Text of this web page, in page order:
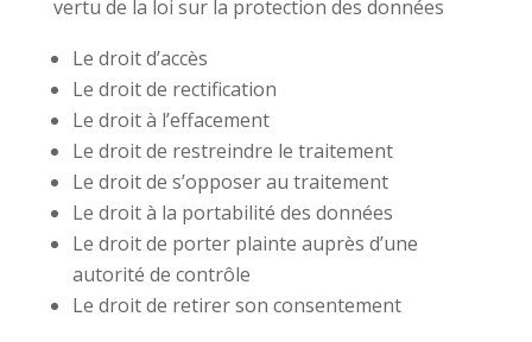
vertu de la loi sur la protection des données
Le droit d’accès
Le droit de rectification
Le droit à l’effacement
Le droit de restreindre le traitement
Le droit de s’opposer au traitement
Le droit à la portabilité des données
Le droit de porter plainte auprès d’une
autorité de contrôle
Le droit de retirer son consentement